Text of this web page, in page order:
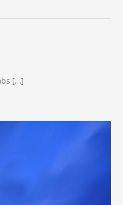
[…]